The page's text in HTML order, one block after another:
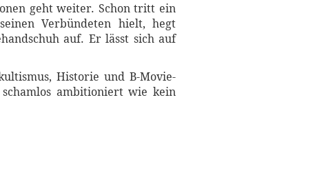
geht weiter. Schon tritt ein
Verbündeten hielt, hegt
auf. Er lässt sich auf
Historie und B-Movie-
schamlos ambitioniert wie kein